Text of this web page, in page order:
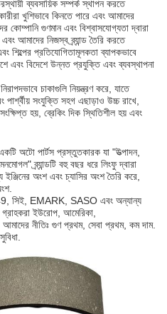
ব্যবসায়িক সম্পর্ক স্থাপন করতে
খুশিভাবে কিনতে পারে এবং আমাদের
কোম্পানি গুণমান এবং বিশ্বাসযোগ্যতা দ্বারা
আমাদের নিজস্ব ব্র্যান্ড তৈরি করতে
শিল্পের প্রতিযোগিতামূলকতা ব্যাপকভাবে
এবং বিদেশে উন্নত প্রযুক্তি এবং ব্যবস্থাপনা
চাকাগুলি নিয়ন্ত্রণ করে, যাতে
সংযুক্তি সহগ এছাড়াও উচ্চ রাখে,
হয়, ব্রেকিং দিক স্থিতিশীল হয় এবং
অটো পার্টস প্রস্তুতকারক যা "উত্পাদন,
ব্র্যান্ডটি বহু বছর ধরে লিংফু দ্বারা
অংশ এবং চ্যাসির অংশ তৈরি করে,
সিই, EMARK, SASO এবং অন্যান্য
গ্রাহকরা ইউরোপ, আমেরিকা,
নীতিঃ গুণ প্রথম, সেবা প্রথম, কম দাম.